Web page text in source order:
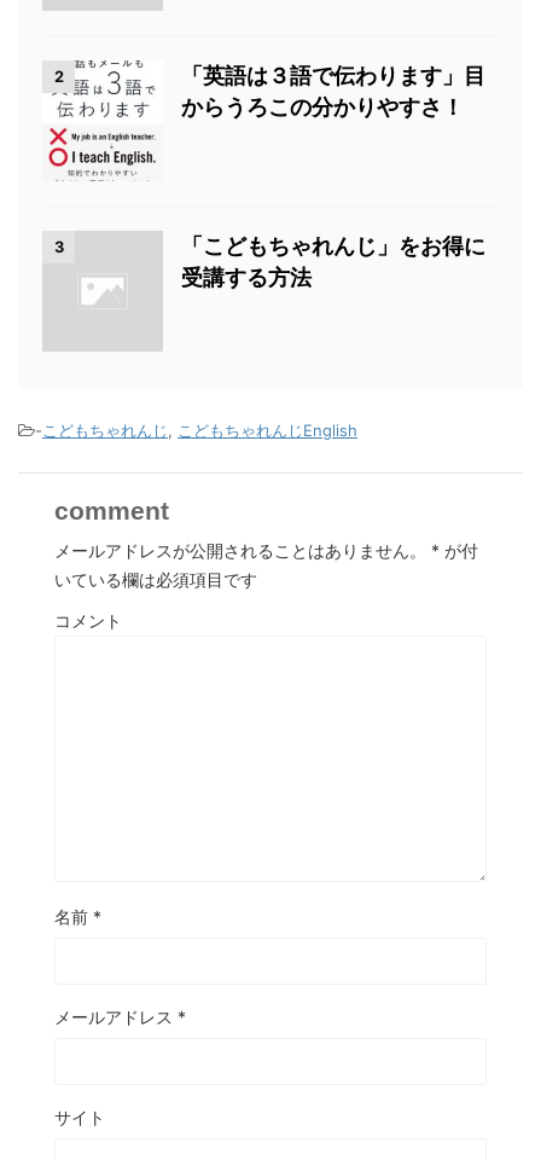
2
「英語は３語で伝わります」目
からうろこの分かりやすさ！
3
「こどもちゃれんじ」をお得に
受講する方法
- こどもちゃれんじ, こどもちゃれんじEnglish
comment
メールアドレスが公開されることはありません。 * が付
いている欄は必須項目です
コメント
名前 *
メールアドレス *
サイト